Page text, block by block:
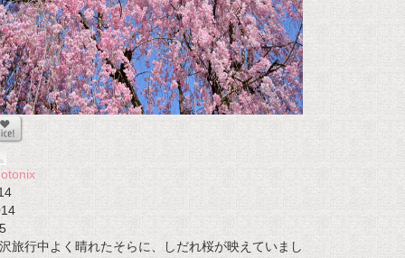
5
旅行中よく晴れたそらに、しだれ桜が映えていまし